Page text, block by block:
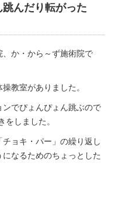
んだり転がった
か・から～ず施術院で
教室がありました。
でぴょんぴょん跳ぶので
しました。
ョキ・パー」の繰り返し
なるためのちょっとした